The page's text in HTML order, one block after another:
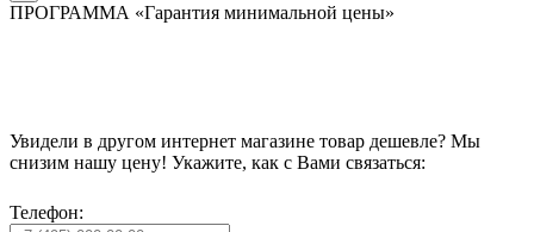
ПРОГРАММА «Гарантия минимальной цены»
Увидели в другом интернет магазине товар дешевле? Мы
снизим нашу цену! Укажите, как с Вами связаться:
Телефон: